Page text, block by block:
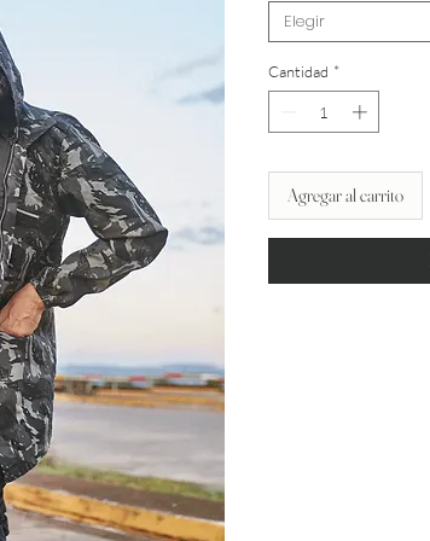
Elegir
Cantidad *
Agregar al carrito